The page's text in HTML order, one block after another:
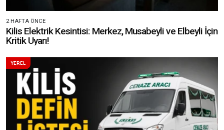
2 HAFTA ÖNCE
Kilis Elektrik Kesintisi: Merkez, Musabeyli ve Elbeyli İçin
Kritik Uyarı!
YEREL